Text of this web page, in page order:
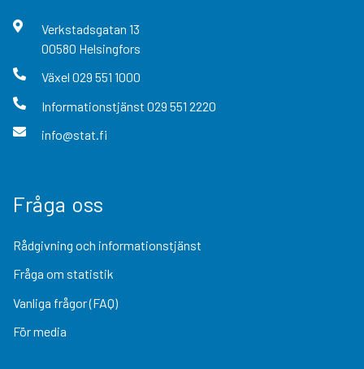
Verkstadsgatan 13
00580 Helsingfors
Växel 029 551 1000
Informationstjänst 029 551 2220
info@stat.fi
Fråga oss
Rådgivning och informationstjänst
Fråga om statistik
Vanliga frågor (FAQ)
För media